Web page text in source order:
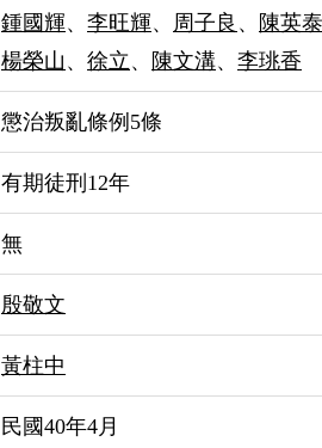
鍾國輝、 李旺輝、 周子良 、 陳英泰
楊榮山 、 徐立、 陳文溝、 李珧香
懲治叛亂條例5條
有期徒刑12年
無
殷敬文
黃柱中
民國40年4月